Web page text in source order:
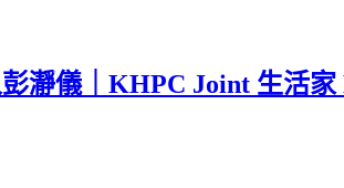
瀞儀｜KHPC Joint 生活家